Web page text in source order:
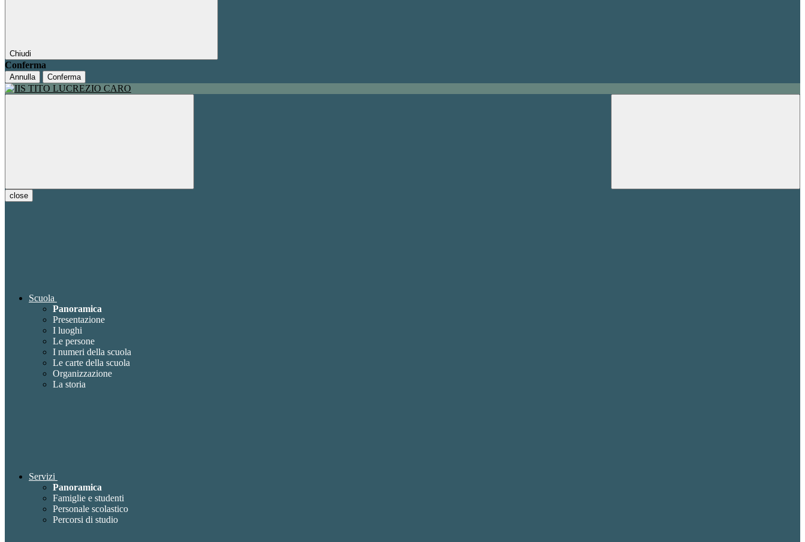
Chiudi
Conferma
Annulla Conferma
close
Scuola
Panoramica
Presentazione
I luoghi
Le persone
I numeri della scuola
Le carte della scuola
Organizzazione
La storia
Servizi
Panoramica
Famiglie e studenti
Personale scolastico
Percorsi di studio